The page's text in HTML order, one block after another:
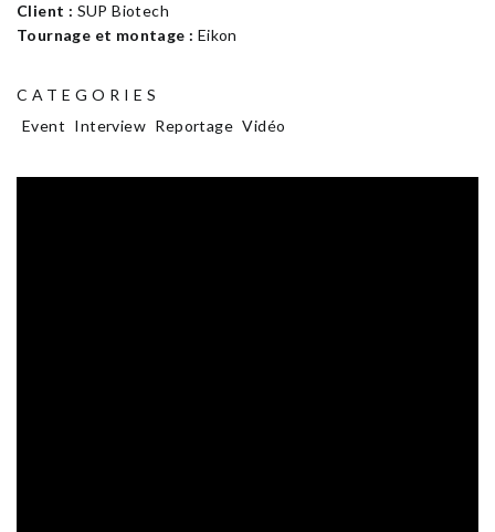
Client : SUP Biotech
Tournage et montage : Eikon
CATEGORIES
Event Interview Reportage Vidéo